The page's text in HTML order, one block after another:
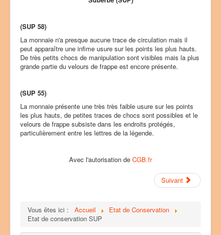
l
i
s
a
t
r
2
/
(SUP 58)
La monnaie n'a presque aucune trace de circulation mais il
peut apparaître une infime usure sur les points les plus hauts.
De très petits chocs de manipulation sont visibles mais la plus
grande partie du velours de frappe est encore présente.
(SUP 55)
La monnaie présente une très très faible usure sur les points
les plus hauts, de petites traces de chocs sont possibles et le
velours de frappe subsiste dans les endroits protégés,
particulièrement entre les lettres de la légende.
Avec l'autorisation de CGB.fr
Suivant
Vous êtes ici : Accueil
Etat de Conservation
Etat de conservation SUP